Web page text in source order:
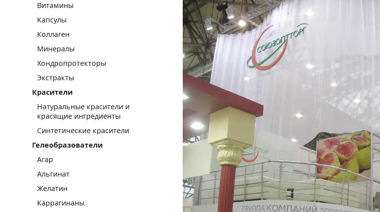
Витамины
Капсулы
Коллаген
Минералы
Хондропротекторы
Экстракты
Красители
Натуральные красители и
красящие ингредиенты
Синтетические красители
Гелеобразователи
Агар
Альгинат
Желатин
Каррагинаны